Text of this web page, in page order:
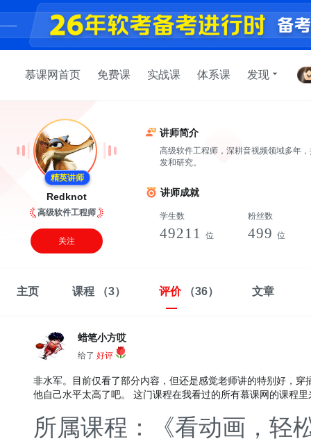
慕课网首页 免费课 实战课 体系课 发现
精英讲师
Redknot
高级软件工程师
关注
讲师简介
高级软件工程师，深耕音视频领域多年
发和研究。
讲师成就
学生数
49211 位
粉丝数
499 位
主页 课程 （3） 评价 （36） 文章
蜡笔小方哎
给了 好评
非水军。目前仅看了部分内容，但还是感觉老师讲的特别好，
他自己水平太高了吧。 这门课程在我看过的所有慕课网的课程
所属课程：《看动画，轻